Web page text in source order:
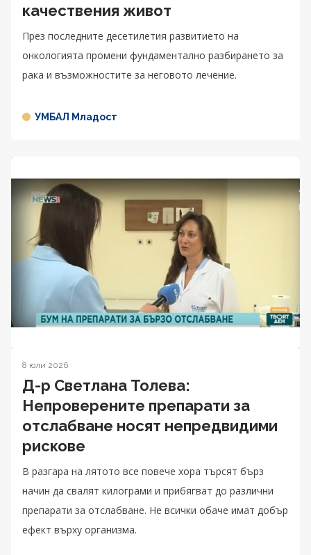
качествения живот
През последните десетилетия развитието на
онкологията промени фундаментално разбирането за
рака и възможностите за неговото лечение.
УМБАЛ Младост
8 юли 2026
Д-р Светлана Толева:
Непроверените препарати за
отслабване носят непредвидими
рискове
В разгара на лятото все повече хора търсят бърз
начин да свалят килограми и прибягват до различни
препарати за отслабване. Не всички обаче имат добър
ефект върху организма.